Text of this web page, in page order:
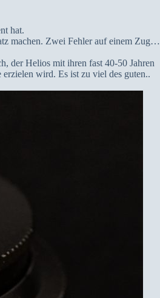
hat.
machen. Zwei Fehler auf einem Zug…
der Helios mit ihren fast 40-50 Jahren
wird. Es ist zu viel des guten..